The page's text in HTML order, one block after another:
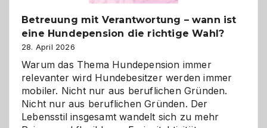
Betreuung mit Verantwortung – wann ist
eine Hundepension die richtige Wahl?
28. April 2026
Warum das Thema Hundepension immer
relevanter wird Hundebesitzer werden immer
mobiler. Nicht nur aus beruflichen Gründen.
Nicht nur aus beruflichen Gründen. Der
Lebensstil insgesamt wandelt sich zu mehr